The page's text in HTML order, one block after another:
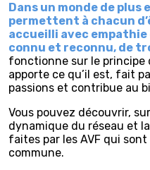
Dans un monde de plus
permettent à chacun
accueilli avec
connu et reconnu, de
fonctionne sur le principe
apporte ce qu’il est, fait
passions et contribue au
Vous pouvez découvrir,
dynamique du réseau et
faites par les AVF qui
commune.